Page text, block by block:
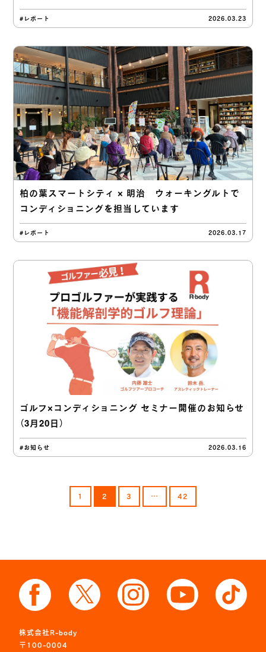
#レポート 2026.03.23
柏の葉スマートシティ × 明治 ウォーキングルトで
コンディショニングを担当しています
#レポート 2026.03.17
ゴルフ×コンディショニング セミナー開催のお知らせ
（3月20日）
#お知らせ 2026.03.16
1 2 3 … 42
株式会社R-body
〒100-0004